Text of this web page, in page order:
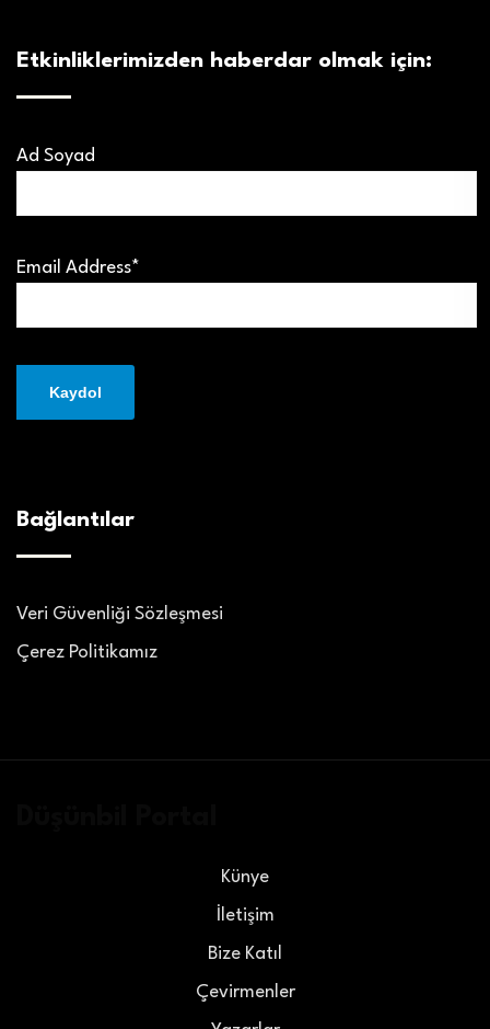
Etkinliklerimizden haberdar olmak için:
Ad Soyad
Email Address*
Bağlantılar
Veri Güvenliği Sözleşmesi
Çerez Politikamız
Künye
İletişim
Bize Katıl
Çevirmenler